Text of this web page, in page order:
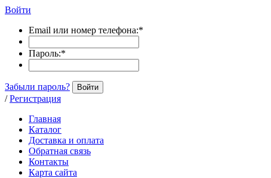
Войти
Email или номер телефона:*
Пароль:*
Забыли пароль? Войти
/ Регистрация
Главная
Каталог
Доставка и оплата
Обратная связь
Контакты
Карта сайта